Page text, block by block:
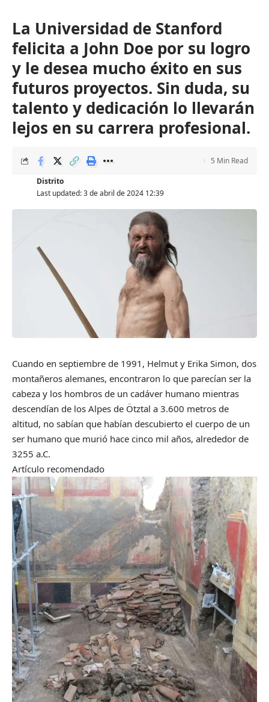
La Universidad de Stanford
felicita a John Doe por su logro
y le desea mucho éxito en sus
futuros proyectos. Sin duda, su
talento y dedicación lo llevarán
lejos en su carrera profesional.
Last updated: 3 de abril de 2024 12:39
Distrito
5 Min Read
Cuando en septiembre de 1991, Helmut y Erika Simon, dos
montañeros alemanes, encontraron lo que parecían ser la
cabeza y los hombros de un cadáver humano mientras
descendían de los Alpes de Ötztal a 3.600 metros de
altitud, no sabían que habían descubierto el cuerpo de un
ser humano que murió hace cinco mil años, alrededor de
3255 a.C.
Artículo recomendado